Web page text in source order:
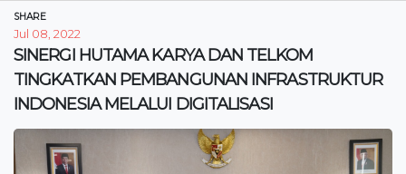
SHARE
Jul 08, 2022
SINERGI HUTAMA KARYA DAN TELKOM
TINGKATKAN PEMBANGUNAN INFRASTRUKTUR
INDONESIA MELALUI DIGITALISASI